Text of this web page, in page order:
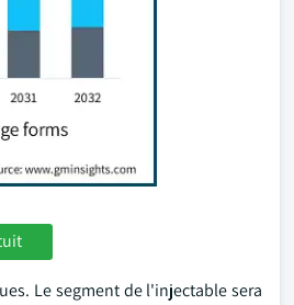
Le segment de l'injectable sera